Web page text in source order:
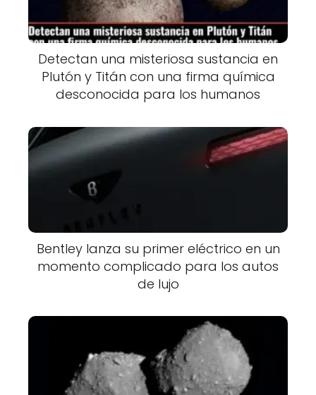
Detectan una misteriosa sustancia en
Plutón y Titán con una firma química
desconocida para los humanos
Bentley lanza su primer eléctrico en un
momento complicado para los autos
de lujo